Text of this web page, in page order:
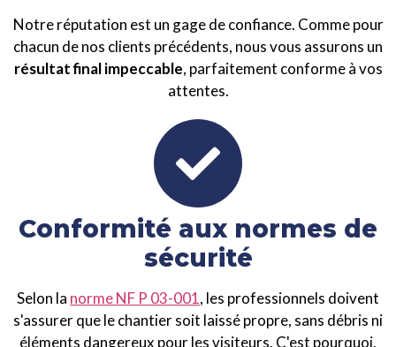
Notre réputation est un gage de confiance. Comme pour
chacun de nos clients précédents, nous vous assurons un
résultat final impeccable, parfaitement conforme à vos
attentes.
Conformité aux normes de
sécurité
Selon la norme NF P 03-001, les professionnels doivent
s'assurer que le chantier soit laissé propre, sans débris ni
éléments dangereux pour les visiteurs. C'est pourquoi,